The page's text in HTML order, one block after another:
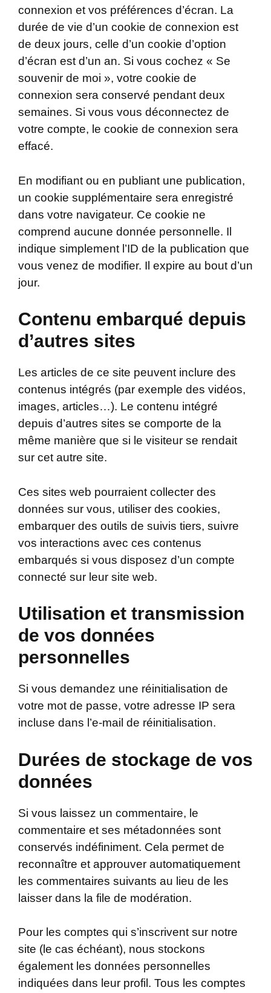
connexion et vos préférences d’écran. La
durée de vie d’un cookie de connexion est
de deux jours, celle d’un cookie d’option
d’écran est d’un an. Si vous cochez « Se
souvenir de moi », votre cookie de
connexion sera conservé pendant deux
semaines. Si vous vous déconnectez de
votre compte, le cookie de connexion sera
effacé.
En modifiant ou en publiant une publication,
un cookie supplémentaire sera enregistré
dans votre navigateur. Ce cookie ne
comprend aucune donnée personnelle. Il
indique simplement l’ID de la publication que
vous venez de modifier. Il expire au bout d’un
jour.
Contenu embarqué depuis
d’autres sites
Les articles de ce site peuvent inclure des
contenus intégrés (par exemple des vidéos,
images, articles…). Le contenu intégré
depuis d’autres sites se comporte de la
même manière que si le visiteur se rendait
sur cet autre site.
Ces sites web pourraient collecter des
données sur vous, utiliser des cookies,
embarquer des outils de suivis tiers, suivre
vos interactions avec ces contenus
embarqués si vous disposez d’un compte
connecté sur leur site web.
Utilisation et transmission
de vos données
personnelles
Si vous demandez une réinitialisation de
votre mot de passe, votre adresse IP sera
incluse dans l’e-mail de réinitialisation.
Durées de stockage de vos
données
Si vous laissez un commentaire, le
commentaire et ses métadonnées sont
conservés indéfiniment. Cela permet de
reconnaître et approuver automatiquement
les commentaires suivants au lieu de les
laisser dans la file de modération.
Pour les comptes qui s’inscrivent sur notre
site (le cas échéant), nous stockons
également les données personnelles
indiquées dans leur profil. Tous les comptes